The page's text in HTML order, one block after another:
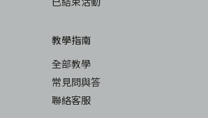
教學指南
全部教學
常見問與答
聯絡客服